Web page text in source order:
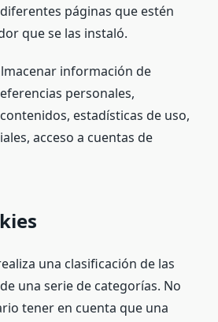
páginas que estén
que se las instaló.
información de
personales,
estadísticas de uso,
acceso a cuentas de
una clasificación de las
una serie de categorías. No
tener en cuenta que una